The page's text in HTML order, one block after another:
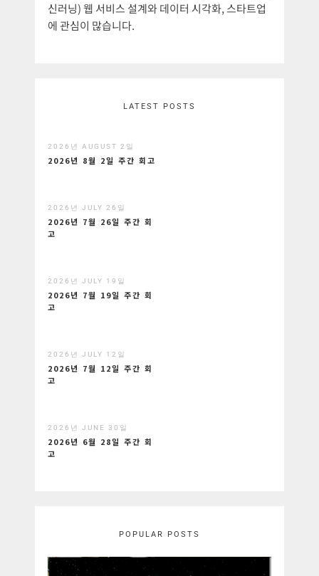
신러닝) 웹 서비스 설계와 데이터 시각화, 스타트업
에 관심이 많습니다.
LATEST POSTS
2026년 AUGUST 2일
2026년 8월 2일 주간 회고
2026년 JULY 26일
2026년 7월 26일 주간 회
고
2026년 JULY 19일
2026년 7월 19일 주간 회
고
2026년 JULY 12일
2026년 7월 12일 주간 회
고
2026년 JUNE 30일
2026년 6월 28일 주간 회
고
POPULAR POSTS